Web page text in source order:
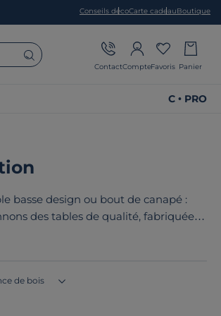
Conseils décoCarte cadeauBoutique
ContactCompteFavoris Panier
C • PRO
basse design ou bout de canapé :
des tables de qualité, fabriquées
de nos produits ? Ils sont tous
de bois